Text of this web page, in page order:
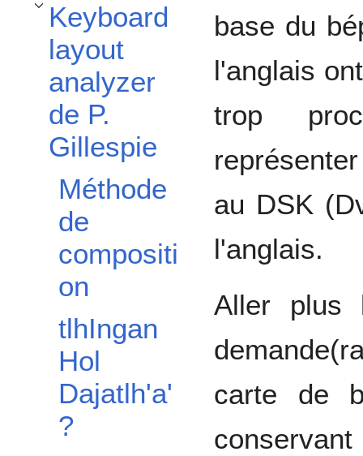
Keyboard
layout
analyzer
de P.
Gillespie
Afficher / masquer la sous-section Keyboard layout analyzer de P. Gillespie
Méthode
de
compositi
on
tlhIngan
Hol
Dajatlh'a'
?
base du
l'anglais
trop
au DSK
l'anglais.
Aller plus
carte de